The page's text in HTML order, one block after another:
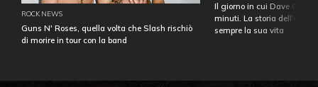
ROCK NEWS
Guns N' Roses, quella volta che Slash rischiò
di morire in tour con la band
Il giorno in cui Dave
minuti. La storia
sempre la sua vita